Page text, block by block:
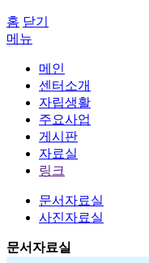
홈 닫기
메뉴
메인
센터소개
자립생활
주요사업
게시판
자료실
링크
문서자료실
사진자료실
문서자료실